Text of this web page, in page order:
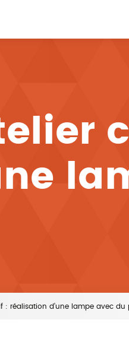
: réalisation d’une lampe avec